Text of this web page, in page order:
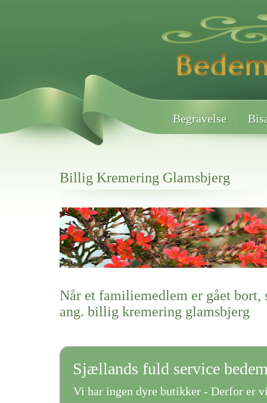
Begravelse
Billig Kremering Glamsbjerg
Her hos os får du altid en god afslutning når det gælder
Billig Kremering Glamsbjerg
vi hjælper i alle faser af begravelsel
Når et familiemedlem er gået bort,
ang. billig kremering glamsbjerg
Sjællands fuld service
Vi har ingen dyre butikker - Derfor er